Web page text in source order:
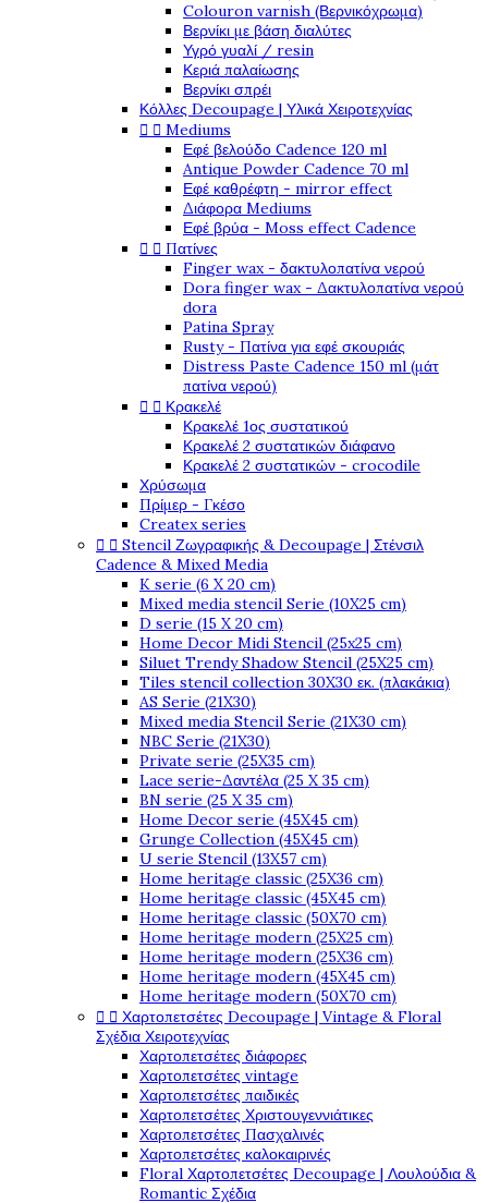
Colouron varnish (Βερνικόχρωμα)
Βερνίκι με βάση διαλύτες
Υγρό γυαλί / resin
Κεριά παλαίωσης
Βερνίκι σπρέι
Κόλλες Decoupage | Υλικά Χειροτεχνίας
  Mediums
Εφέ βελούδο Cadence 120 ml
Antique Powder Cadence 70 ml
Εφέ καθρέφτη - mirror effect
Διάφορα Mediums
Εφέ βρύα - Moss effect Cadence
  Πατίνες
Finger wax - δακτυλοπατίνα νερού
Dora finger wax - Δακτυλοπατίνα νερού
dora
Patina Spray
Rusty - Πατίνα για εφέ σκουριάς
Distress Paste Cadence 150 ml (μάτ
πατίνα νερού)
  Κρακελέ
Κρακελέ 1ος συστατικού
Κρακελέ 2 συστατικών διάφανο
Κρακελέ 2 συστατικών - crocodile
Χρύσωμα
Πρίμερ - Γκέσο
Createx series
  Stencil Ζωγραφικής & Decoupage | Στένσιλ
Cadence & Mixed Media
K serie (6 X 20 cm)
Mixed media stencil Serie (10X25 cm)
D serie (15 X 20 cm)
Home Decor Midi Stencil (25x25 cm)
Siluet Trendy Shadow Stencil (25X25 cm)
Tiles stencil collection 30X30 εκ. (πλακάκια)
AS Serie (21X30)
Mixed media Stencil Serie (21X30 cm)
NBC Serie (21X30)
Private serie (25X35 cm)
Lace serie-Δαντέλα (25 X 35 cm)
BN serie (25 X 35 cm)
Home Decor serie (45X45 cm)
Grunge Collection (45X45 cm)
U serie Stencil (13X57 cm)
Home heritage classic (25X36 cm)
Home heritage classic (45X45 cm)
Home heritage classic (50X70 cm)
Home heritage modern (25X25 cm)
Home heritage modern (25X36 cm)
Home heritage modern (45X45 cm)
Home heritage modern (50X70 cm)
  Χαρτοπετσέτες Decoupage | Vintage & Floral
Σχέδια Χειροτεχνίας
Χαρτοπετσέτες διάφορες
Χαρτοπετσέτες vintage
Χαρτοπετσέτες παιδικές
Χαρτοπετσέτες Χριστουγεννιάτικες
Χαρτοπετσέτες Πασχαλινές
Χαρτοπετσέτες καλοκαιρινές
Floral Χαρτοπετσέτες Decoupage | Λουλούδια &
Romantic Σχέδια